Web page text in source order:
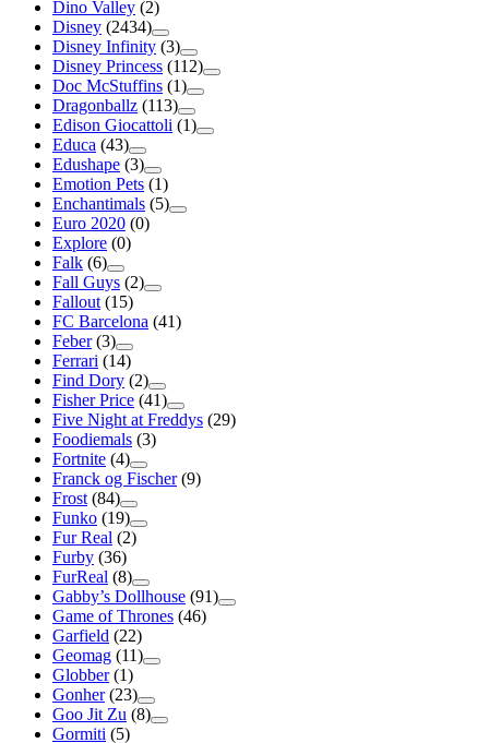
Dino Valley (2)
Disney (2434)
Disney Infinity (3)
Disney Princess (112)
Doc McStuffins (1)
Dragonballz (113)
Edison Giocattoli (1)
Educa (43)
Edushape (3)
Emotion Pets (1)
Enchantimals (5)
Euro 2020 (0)
Explore (0)
Falk (6)
Fall Guys (2)
Fallout (15)
FC Barcelona (41)
Feber (3)
Ferrari (14)
Find Dory (2)
Fisher Price (41)
Five Night at Freddys (29)
Foodiemals (3)
Fortnite (4)
Franck og Fischer (9)
Frost (84)
Funko (19)
Fur Real (2)
Furby (36)
FurReal (8)
Gabby’s Dollhouse (91)
Game of Thrones (46)
Garfield (22)
Geomag (11)
Globber (1)
Gonher (23)
Goo Jit Zu (8)
Gormiti (5)